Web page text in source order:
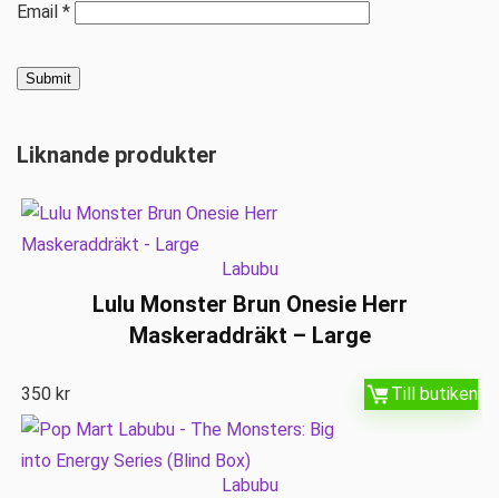
Email *
Liknande produkter
Labubu
Lulu Monster Brun Onesie Herr
Maskeraddräkt – Large
350kr Till butiken
Labubu